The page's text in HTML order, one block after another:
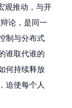
观推动，与开
论，是同一
制与分布式
谁取代谁的
何持续释放
迫使每个人